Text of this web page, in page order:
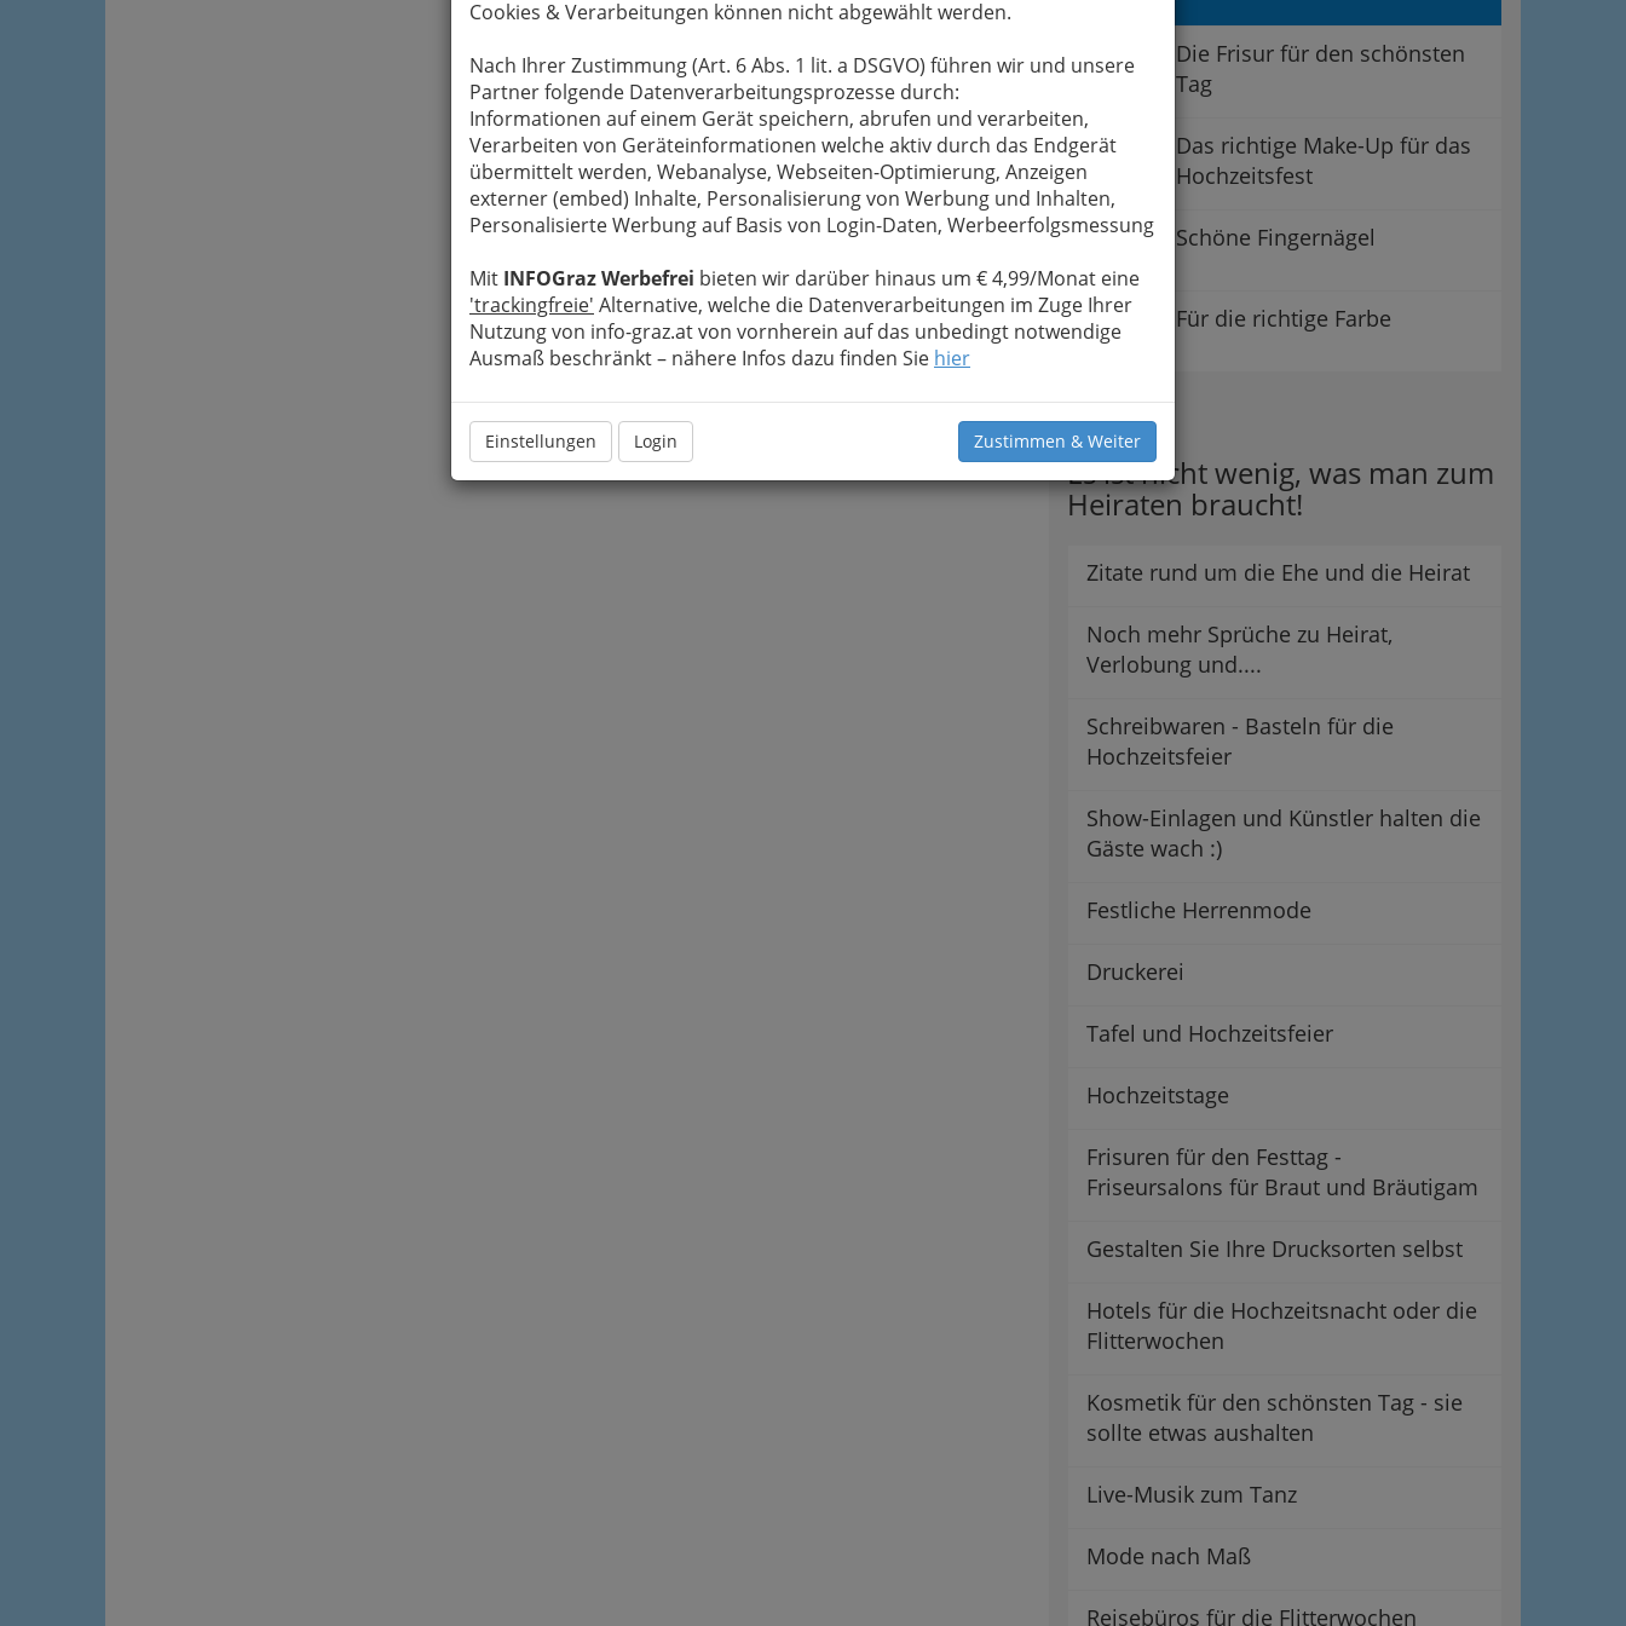
Cookies & Verarbeitungen können nicht abgewählt werden.
Nach Ihrer Zustimmung (Art. 6 Abs. 1 lit. a DSGVO) führen wir und unsere
Partner folgende Datenverarbeitungsprozesse durch:
Informationen auf einem Gerät speichern, abrufen und verarbeiten,
Verarbeiten von Geräteinformationen welche aktiv durch das Endgerät
übermittelt werden, Webanalyse, Webseiten-Optimierung, Anzeigen
externer (embed) Inhalte, Personalisierung von Werbung und Inhalten,
Personalisierte Werbung auf Basis von Login-Daten, Werbeerfolgsmessung
Mit INFOGraz Werbefrei bieten wir darüber hinaus um € 4,99/Monat eine
'trackingfreie' Alternative, welche die Datenverarbeitungen im Zuge Ihrer
Nutzung von info-graz.at von vornherein auf das unbedingt notwendige
Ausmaß beschränkt – nähere Infos dazu finden Sie hier
Einstellungen Login Zustimmen & Weiter
Die Frisur für den schönsten
Tag
Das richtige Make-Up für das
Hochzeitsfest
Schöne Fingernägel
Für die richtige Farbe
Tipps
Es ist nicht wenig, was man zum
Heiraten braucht!
Zitate rund um die Ehe und die Heirat
Noch mehr Sprüche zu Heirat,
Verlobung und....
Schreibwaren - Basteln für die
Hochzeitsfeier
Show-Einlagen und Künstler halten die
Gäste wach :)
Festliche Herrenmode
Druckerei
Tafel und Hochzeitsfeier
Hochzeitstage
Frisuren für den Festtag -
Friseursalons für Braut und Bräutigam
Gestalten Sie Ihre Drucksorten selbst
Hotels für die Hochzeitsnacht oder die
Flitterwochen
Kosmetik für den schönsten Tag - sie
sollte etwas aushalten
Live-Musik zum Tanz
Mode nach Maß
Reisebüros für die Flitterwochen